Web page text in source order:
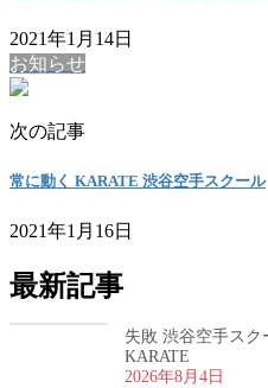
2021年1月14日
お知らせ
次の記事
常に動く KARATE 渋谷空手スクール
2021年1月16日
最新記事
失敗 渋谷空手ス
KARATE
2026年8月4日